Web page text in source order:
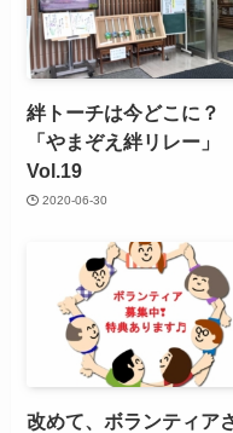
絆トーチは今どこに？
「やまぞえ絆リレー」
Vol.19
2020-06-30
改めて、ボランティア